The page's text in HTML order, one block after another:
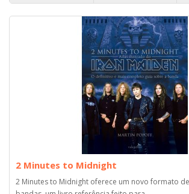
2 Minutes to Midnight
2 Minutes to Midnight oferece um novo formato